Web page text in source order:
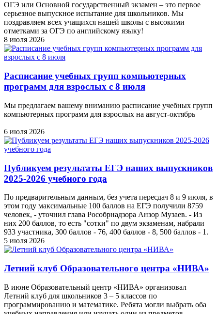
ОГЭ или Основной государственный экзамен – это первое
серьезное выпускное испытание для школьников. Мы
поздравляем всех учащихся нашей школы с высокими
отметками за ОГЭ по английскому языку!
8 июля 2026
Расписание учебных групп компьютерных
программ для взрослых с 8 июля
Мы предлагаем вашему вниманию расписание учебных групп
компьютерных программ для взрослых на август-октябрь
6 июля 2026
Публикуем результаты ЕГЭ наших выпускников
2025-2026 учебного года
По предварительным данным, без учета пересдач 8 и 9 июля, в
этом году максимальные 100 баллов на ЕГЭ получили 8759
человек, - уточнил глава Рособрнадзора Анзор Музаев. - Из
них 200 баллов, то есть "сотки" по двум экзаменам, набрали
933 участника, 300 баллов - 76, 400 баллов - 8, 500 баллов - 1.
5 июля 2026
Летний клуб Образовательного центра «НИВА»
В июне Образовательный центр «НИВА» организовал
Летний клуб для школьников 3 – 5 классов по
программированию и математике. Ребята могли выбрать оба